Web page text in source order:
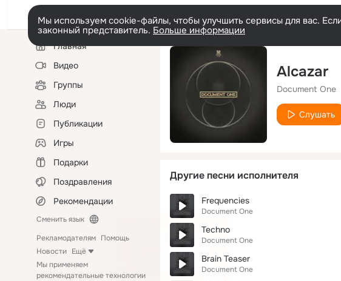
Мы используем cookie-файлы, чтобы улучшить сервисы для вас.
законный представитель. Больше информации
Левая
колонкаГлавная
Видео
Группы
Люди
Публикации
Игры
Подарки
Поздравления
Рекомендации
Сменить язык
Рекламодателям Помощь
Новости Ещё
Мы применяем
рекомендательные технологии
Alcazar
Document One
Слушать
Другие песни исполнителя
Frequencies
Document One
Techno
Document One
Brain Teaser
Document One